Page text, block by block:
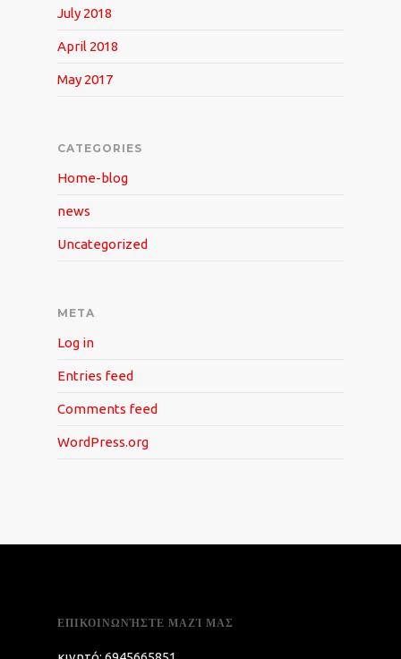
July 2018
April 2018
May 2017
CATEGORIES
Home-blog
news
Uncategorized
META
Log in
Entries feed
Comments feed
WordPress.org
ΕΠΙΚΟΙΝΩΝΉΣΤΕ ΜΑΖΊ ΜΑΣ